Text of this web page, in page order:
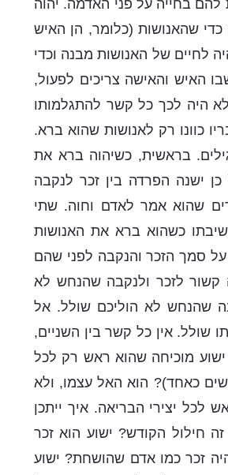
בחייה על פני האדמה. יהוה
שהאנושות (כלומר, הן האיש
לחיים של האנושות מבנה וכדי
האיש והאישה צריכים לפעול,
היה לכך כל קשר להתגלמותו
כוונו רק לאנושות שהוא ברא.
בראשית, כשיהוה ברא את
ישנה הפרדה בין זכר לנקבה
שהוא אמר לאדם וחוה. שתי
כשהוא ברא את האנושות
סמך הזכר והנקבה לפני שהם
קשור לזכר ולנקבה שהנחש לא
שהנחש לא הוליכם שולל. אל
שולל. אין כל קשר בין השניים,
מוכיחה שהוא ראש רק לכל
כאחד)? הוא האל עצמו, ולא
יצירי הבריאה. איך ייתכן
חילול הקודש? ישוע הוא זכר
זכר כמו אדם שהושחת? ישוע